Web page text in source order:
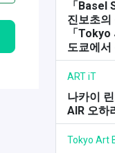
「Basel
진보초의
「
도쿄에서
ART iT
나카이
AIR 오하
Tokyo Art